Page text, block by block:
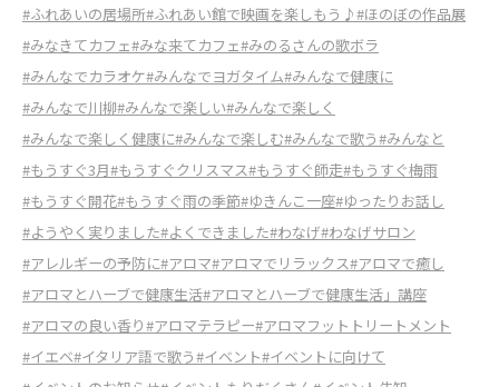
#ふれあいの居場所#ふれあい館で映画を楽しもう♪#ほのぼの作品展
#みなきてカフェ#みな来てカフェ#みのるさんの歌ボラ
#みんなでカラオケ#みんなでヨガタイム#みんなで健康に
#みんなで川柳#みんなで楽しい#みんなで楽しく
#みんなで楽しく健康に#みんなで楽しむ#みんなで歌う#みんなと
#もうすぐ3月#もうすぐクリスマス#もうすぐ師走#もうすぐ梅雨
#もうすぐ開花#もうすぐ雨の季節#ゆきんこ一座#ゆったりお話し
#ようやく実りました#よくできました#わなげ#わなげサロン
#アレルギーの予防に#アロマ#アロマでリラックス#アロマで癒し
#アロマとハーブで健康生活#アロマとハーブで健康生活」講座
#アロマの良い香り#アロマテラピー#アロマフットトリートメント
#イエベ#イタリア語で歌う#イベント#イベントに向けて